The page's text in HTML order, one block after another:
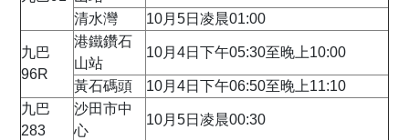
清水灣 10月5日凌晨01:00
九巴
96R
港鐵鑽石
山站
10月4日下午05:30至晚上10:00
黃石碼頭
10月4日下午06:50至晚上11:10
九巴
283
沙田市中
心
10月5日凌晨00:30